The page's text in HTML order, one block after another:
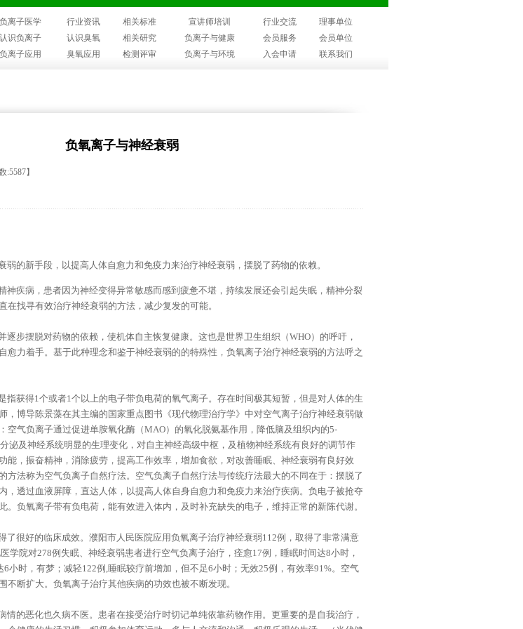
负离子医学 行业资讯 相关标准 宣讲师培训 行业交流
理事单位
认识负离子 认识臭氧 相关研究 负离子与健康 会员服务
会员单位
负离子应用 臭氧应用 检测评审 负离子与环境 入会申请 联系我们
负氧离子与神经衰弱
:5587】
的新手段，以提高人体自愈力和免疫力来治疗神经衰弱，摆脱了药物的依赖。
神疾病，患者因为神经变得异常敏感而感到疲惫不堪，持续发展还会引起失眠，精神分裂
在找寻有效治疗神经衰弱的方法，减少复发的可能。
步摆脱对药物的依赖，使机体自主恢复健康。这也是世界卫生组织（WHO）的呼吁，
愈力着手。基于此种理念和鉴于神经衰弱的的特殊性，负氧离子治疗神经衰弱的方法呼之
指获得1个或者1个以上的电子带负电荷的氧气离子。存在时间极其短暂，但是对人体的生
，博导陈景藻在其主编的国家重点图书《现代物理治疗学》中对空气离子治疗神经衰弱做
空气负离子通过促进单胺氧化酶（MAO）的氧化脱氨基作用，降低脑及组织内的5-
泌及神经系统明显的生理变化，对自主神经高级中枢，及植物神经系统有良好的调节作
能，振奋精神，消除疲劳，提高工作效率，增加食欲，对改善睡眠、神经衰弱有良好效
方法称为空气负离子自然疗法。空气负离子自然疗法与传统疗法最大的不同在于：摆脱了
，透过血液屏障，直达人体，以提高人体自身自愈力和免疫力来治疗疾病。负电子被抢夺
。负氧离子带有负电荷，能有效进入体内，及时补充缺失的电子，维持正常的新陈代谢。
了很好的临床成效。濮阳市人民医院应用负氧离子治疗神经衰弱112例，取得了非常满意
学院对278例失眠、神经衰弱患者进行空气负离子治疗，痊愈17例，睡眠时间达8小时，
小时，有梦；减轻122例,睡眠较疗前增加，但不足6小时；无效25例，有效率91%。空气
不断扩大。负氧离子治疗其他疾病的功效也被不断发现。
的恶化也久病不医。患者在接受治疗时切记单纯依靠药物作用。更重要的是自我治疗，